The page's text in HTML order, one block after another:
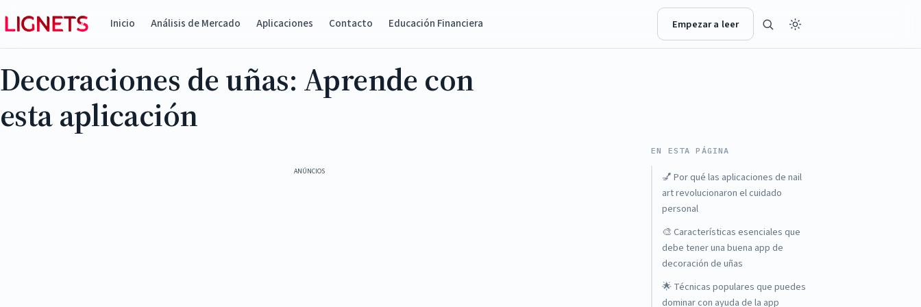
Inicio Análisis de Mercado Aplicaciones Contacto Educación Financiera Empezar a leer
Decoraciones de uñas: Aprende con
esta aplicación
ANÚNCIOS
EN ESTA PÁGINA
💅 Por qué las aplicaciones de nail
art revolucionaron el cuidado
personal
🎨 Características esenciales que
debe tener una buena app de
decoración de uñas
🌟 Técnicas populares que puedes
dominar con ayuda de la app